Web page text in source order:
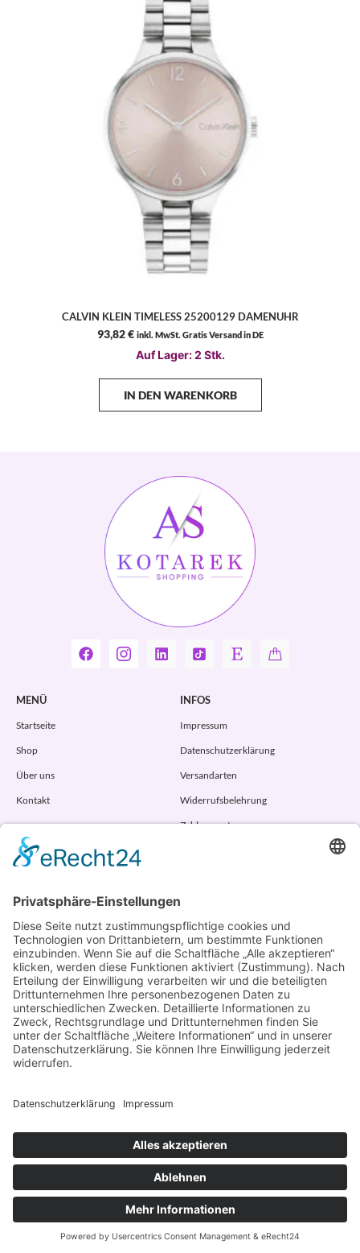
CALVIN KLEIN TIMELESS 25200129 DAMENUHR
93,82€ inkl. MwSt. Gratis Versand in DE
Auf Lager: 2 Stk.
IN DEN WARENKORB
MENÜ
Startseite
Shop
Über uns
Kontakt
INFOS
Impressum
Datenschutzerklärung
Versandarten
Widerrufsbelehrung
Zahlungsarten
Randstr. 28
47804 Krefeld
+49 176 58266120
+49 176 58266120
+48 609 953 066
info@kotarek.com
Verpackungsregister LUCID: DE2926643562464
Vertrag widerrufen